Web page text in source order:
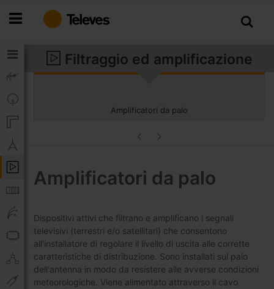
al
Filtraggio ed amplificazione
Amplificatori da palo
Amplificatori da palo
Dispositivi attivi che filtrano e amplificano i segnali
televisivi (terrestri e/o satellitari) che consentono
all'installatore di regolare il livello di uscita alle corrette
caratteristiche di distribuzione. Sono installati sul palo
dell'antenna in modo da resistere alle avverse condizioni
meteorologiche. Viene alimentato attraverso il cavo